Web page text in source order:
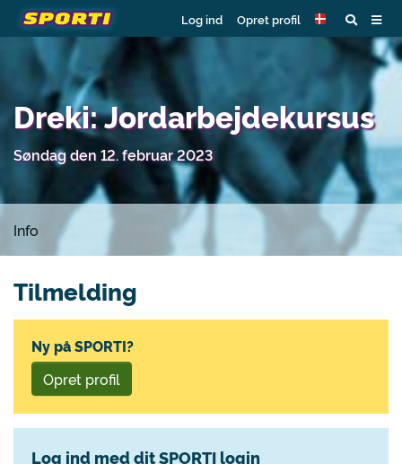
Log ind Opret profil
Dreki: Jordarbejdekursus
Søndag den 12. februar 2023
Info
Tilmelding
Ny på SPORTI?
Opret profil
Log ind med dit SPORTI login